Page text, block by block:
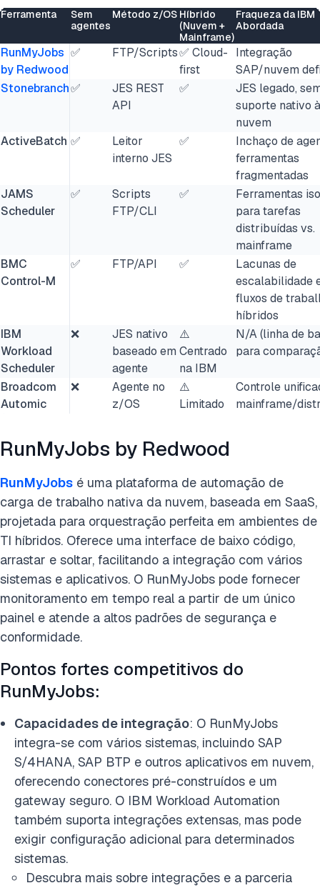
Ferramenta
Sem
agentes
Método z/OS Híbrido
(Nuvem +
Mainframe)
Fraqueza da IBM
Abordada
RunMyJobs
by Redwood
✅ FTP/Scripts✅ Cloud-
first
Integração
SAP/nuvem
Stonebranch✅
JES REST
API
✅
JES legado,
suporte nativo à
nuvem
ActiveBatch ✅
Leitor
interno JES
✅
Inchaço de
ferramentas
fragmentadas
JAMS
Scheduler
✅
Scripts
FTP/CLI
✅
Ferramentas
para tarefas
distribuídas vs.
mainframe
BMC
Control-M
✅ FTP/API ✅
Lacunas de
escalabilidade
fluxos de
híbridos
IBM
Workload
Scheduler
❌
JES nativo
baseado em
agente
⚠️
Centrado
na IBM
N/A (linha de
para
Broadcom
Automic
❌
Agente no
z/OS
⚠️
Limitado
Controle
mainframe/
RunMyJobs by Redwood
RunMyJobs é uma plataforma de automação de
carga de trabalho nativa da nuvem, baseada em SaaS,
projetada para orquestração perfeita em ambientes de
TI híbridos. Oferece uma interface de baixo código,
arrastar e soltar, facilitando a integração com vários
sistemas e aplicativos. O RunMyJobs pode fornecer
monitoramento em tempo real a partir de um único
painel e atende a altos padrões de segurança e
conformidade.
Pontos fortes competitivos do
RunMyJobs:
Capacidades de integração: O RunMyJobs
integra-se com vários sistemas, incluindo SAP
S/4HANA, SAP BTP e outros aplicativos em nuvem,
oferecendo conectores pré-construídos e um
gateway seguro. O IBM Workload Automation
também suporta integrações extensas, mas pode
exigir configuração adicional para determinados
sistemas.
Descubra mais sobre integrações e a parceria